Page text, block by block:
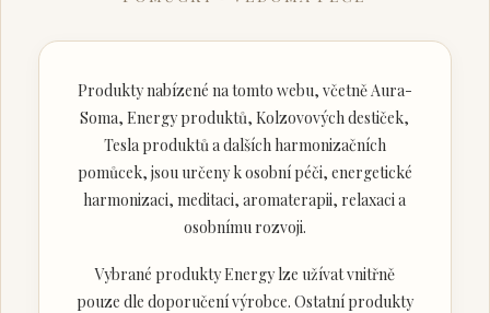
Produkty nabízené na tomto webu, včetně Aura-
Soma, Energy produktů, Kolzovových destiček,
Tesla produktů a dalších harmonizačních
pomůcek, jsou určeny k osobní péči, energetické
harmonizaci, meditaci, aromaterapii, relaxaci a
osobnímu rozvoji.
Vybrané produkty Energy lze užívat vnitřně
pouze dle doporučení výrobce. Ostatní produkty